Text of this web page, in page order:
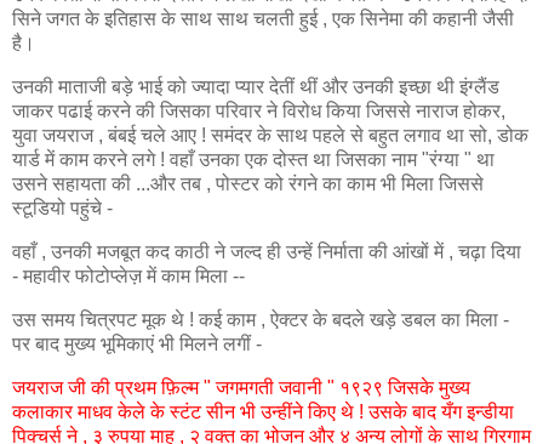
सिने जगत के इतिहास के साथ साथ चलती हुई , एक सिनेमा की कहानी जैसी
है।
उनकी माताजी बड़े भाई को ज्यादा प्यार देतीं थीं और उनकी इच्छा थी इंग्लैंड
जाकर पढाई करने की जिसका परिवार ने विरोध किया जिससे नाराज होकर,
युवा जयराज , बंबई चले आए ! समंदर के साथ पहले से बहुत लगाव था सो, डोक
यार्ड में काम करने लगे ! वहाँ उनका एक दोस्त था जिसका नाम "रंग्या " था
उसने सहायता की ...और तब , पोस्टर को रंगने का काम भी मिला जिससे
स्टूडियो पहुंचे -
वहाँ , उनकी मजबूत कद काठी ने जल्द ही उन्हें निर्माता की आंखों में , चढ़ा दिया
- महावीर फोटोप्लेज़ में काम मिला --
उस समय चित्रपट मूक थे ! कई काम , ऐक्टर के बदले खड़े डबल का मिला -
पर बाद मुख्य भूमिकाएं भी मिलने लगीं -
जयराज जी की प्रथम फ़िल्म" जगमगती जवानी " १९२९ जिसके मुख्य
कलाकार माधव केले के स्टंट सीन भी उन्हींने किए थे ! उसके बाद यँग इन्डीया
पिक्चर्स ने , ३ रुपया माह , २ वक्त का भोजन और ४ अन्य लोगों के साथ गिरगाम